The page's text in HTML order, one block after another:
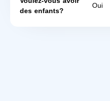
des enfants? Oui